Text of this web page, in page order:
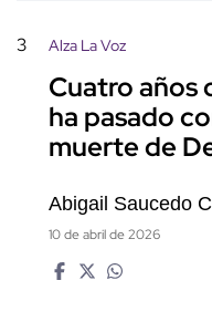
3 Alza La Voz
Cuatro años
ha pasado
muerte de
Abigail Saucedo
10 de abril de 2026